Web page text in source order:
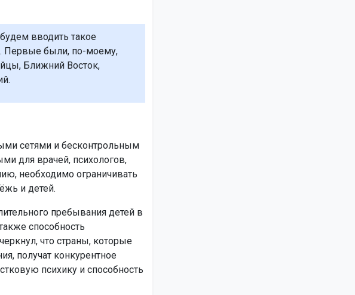
вводить такое
Первые были, по-моему,
Ближний Восток,
сетями и бесконтрольным
для врачей, психологов,
необходимо ограничивать
и детей.
пребывания детей в
способность
что страны, которые
получат конкурентное
психику и способность